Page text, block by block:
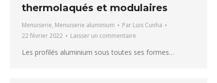
thermolaqués et modulaires
Menuiserie, Menuiserie aluminium Par Luis Cunha
22 février 2022
Laisser un commentaire
Les profilés aluminium sous toutes ses formes…